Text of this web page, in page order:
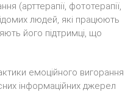
(арттерапії, фототерапії,
людей, які працюють
його підтримці, що
емоційного вигорання
інформаційних джерел